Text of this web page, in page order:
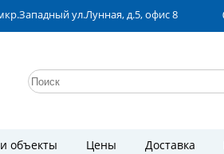
ул.Лунная, д.5, офис 8
объекты Цены Доставка